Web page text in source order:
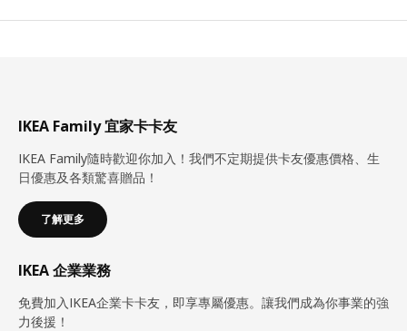
IKEA Family 宜家卡卡友
IKEA Family隨時歡迎你加入！我們不定期提供卡友優惠價格、生
日優惠及各類驚喜贈品！
了解更多
IKEA 企業業務
免費加入IKEA企業卡卡友，即享專屬優惠。讓我們成為你事業的強
力後援！